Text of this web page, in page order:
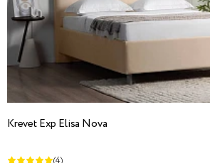
Krevet Exp Elisa Nova